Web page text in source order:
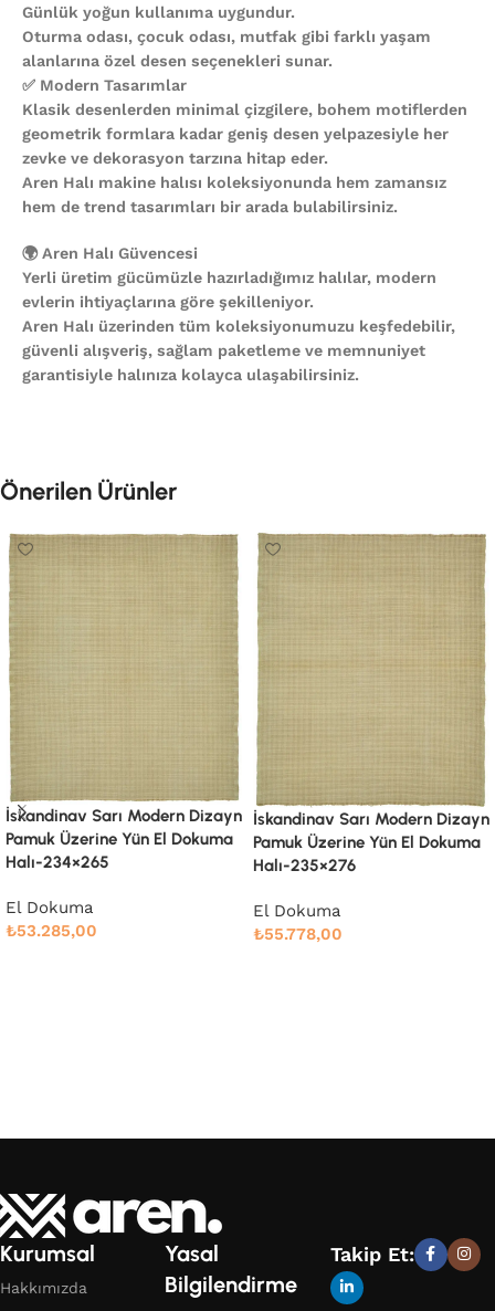
Günlük yoğun kullanıma uygundur.
Oturma odası, çocuk odası, mutfak gibi farklı yaşam
alanlarına özel desen seçenekleri sunar.
✅ Modern Tasarımlar
Klasik desenlerden minimal çizgilere, bohem motiflerden
geometrik formlara kadar geniş desen yelpazesiyle her
zevke ve dekorasyon tarzına hitap eder.
Aren Halı makine halısı koleksiyonunda hem zamansız
hem de trend tasarımları bir arada bulabilirsiniz.
🌍 Aren Halı Güvencesi
Yerli üretim gücümüzle hazırladığımız halılar, modern
evlerin ihtiyaçlarına göre şekilleniyor.
Aren Halı üzerinden tüm koleksiyonumuzu keşfedebilir,
güvenli alışveriş, sağlam paketleme ve memnuniyet
garantisiyle halınıza kolayca ulaşabilirsiniz.
Önerilen Ürünler
İskandinav Sarı Modern Dizayn
Pamuk Üzerine Yün El Dokuma
Halı-235×276
El Dokuma
₺55.778,00
İskandinav Bej Çizgili Pamuk
Üzerine Yün El Dokuma
Kurumsal
Hakkımızda
Yasal
Bilgilendirme
Takip Et: